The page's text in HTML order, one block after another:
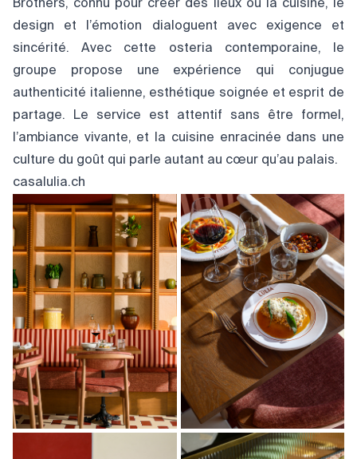
Brothers, connu pour créer des lieux où la cuisine, le
design et l’émotion dialoguent avec exigence et
sincérité. Avec cette osteria contemporaine, le
groupe propose une expérience qui conjugue
authenticité italienne, esthétique soignée et esprit de
partage. Le service est attentif sans être formel,
l’ambiance vivante, et la cuisine enracinée dans une
culture du goût qui parle autant au cœur qu’au palais.
casalulia.ch